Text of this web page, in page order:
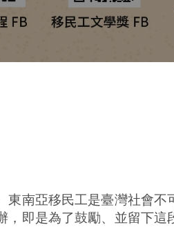
南亞移民工是臺灣社會不
即是為了鼓勵、並留下